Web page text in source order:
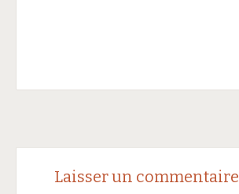
Navigation
Laisser un commentaire